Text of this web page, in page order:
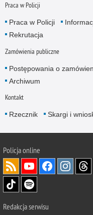
Praca w Policji
Praca w Policji
Rekrutacja
Zamówienia publiczne
Postępowania o
Archiwum
Kontakt
Rzecznik Skargi i
Policjaonline
Redakcja serwisu